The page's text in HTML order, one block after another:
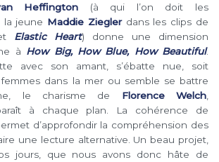
Heffington (à qui l’on doit les
la jeune Maddie Zieglerdans les clips de
Elastic Heart) donne une dimension
à How Big, How Blue, How Beautiful.
avec son amant, s’ébatte nue, soit
dans la mer ou semble se battre
le charisme de Florence Welch
à chaque plan. La cohérence de
d’approfondir la compréhension des
une lecture alternative. Un beau projet,
jours, que nous avons donc hâte de